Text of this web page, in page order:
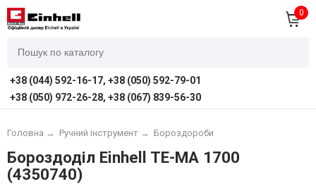
0
+38 (044) 592-16-17, +38 (050) 592-79-01
+38 (050) 972-26-28, +38 (067) 839-56-30
Головна → Ручний інструмент → Бороздороби
Бороздоділ Einhell TE-MA 1700
(4350740)